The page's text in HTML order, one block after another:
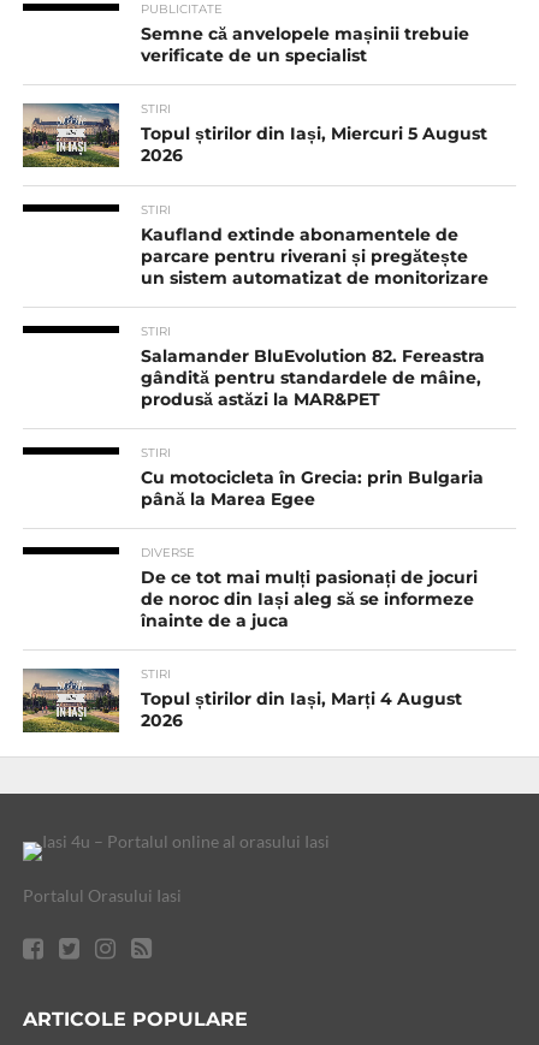
PUBLICITATE
Semne că anvelopele mașinii trebuie
verificate de un specialist
STIRI
Topul știrilor din Iași, Miercuri 5 August
2026
STIRI
Kaufland extinde abonamentele de
parcare pentru riverani și pregătește
un sistem automatizat de monitorizare
STIRI
Salamander BluEvolution 82. Fereastra
gândită pentru standardele de mâine,
produsă astăzi la MAR&PET
STIRI
Cu motocicleta în Grecia: prin Bulgaria
până la Marea Egee
DIVERSE
De ce tot mai mulți pasionați de jocuri
de noroc din Iași aleg să se informeze
înainte de a juca
STIRI
Topul știrilor din Iași, Marți 4 August
2026
Portalul Orasului Iasi
ARTICOLE POPULARE